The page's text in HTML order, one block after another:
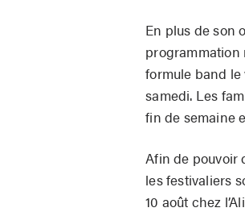
En plus de son
programmation
formule band le
samedi. Les
fin de semaine
Afin de pouvoir
les festivaliers
10 août chez